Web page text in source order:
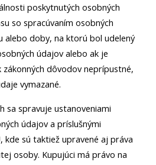
poskytnutých osobných
so spracúvaním osobných
alebo doby, na ktorú bol udelený
údajov alebo ak je
zákonných dôvodov neprípustné,
vymazané.
sa spravuje ustanoveniami
údajov a príslušnými
kde sú taktiež upravené aj práva
osoby. Kupujúci má právo na